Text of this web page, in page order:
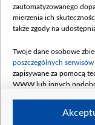
Data
kwiecień
czerwca
4
zautomatyzowanego
mierzenia ich
także zgody na
Twoje dane osobowe
poszczególnych serwisów
zapisywane za pomocą
WWW lub innych